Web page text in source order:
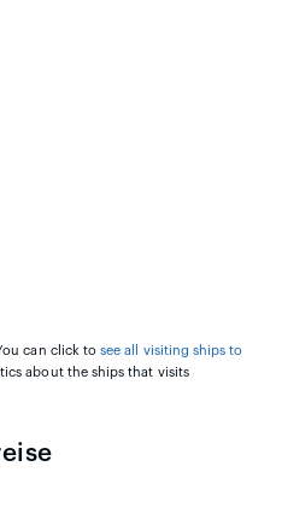
can click tosee all visiting ships to
about the ships that visits